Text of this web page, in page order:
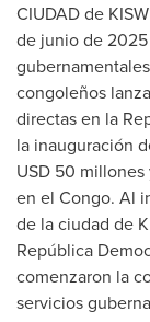
CIUDAD de
de junio de 2025
congoleños
directas en la
la inauguración
USD 50
en el Congo. Al
de la ciudad de
República
comenzaron la
servicios